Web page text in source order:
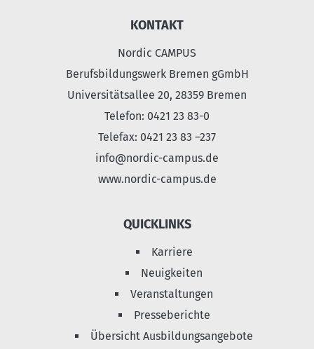
KONTAKT
Nordic CAMPUS
Berufsbildungswerk Bremen gGmbH
Universitätsallee 20, 28359 Bremen
Telefon: 0421 23 83-0
Telefax: 0421 23 83 –237
info@nordic-campus.de
www.nordic-campus.de
QUICKLINKS
Karriere
Neuigkeiten
Veranstaltungen
Presseberichte
Übersicht Ausbildungsangebote